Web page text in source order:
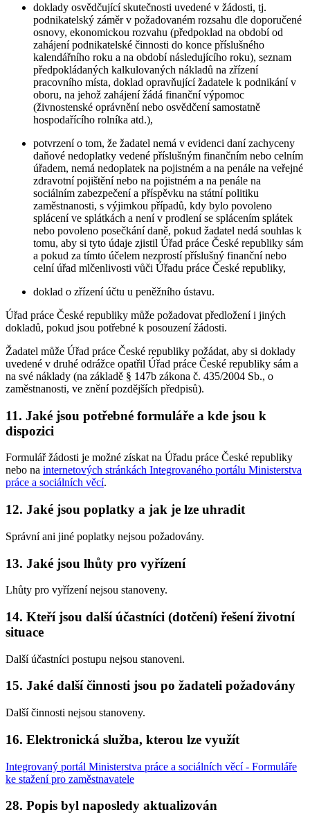
doklady osvědčující skutečnosti uvedené v žádosti, tj.
podnikatelský záměr v požadovaném rozsahu dle doporučené
osnovy, ekonomickou rozvahu (předpoklad na období od
zahájení podnikatelské činnosti do konce příslušného
kalendářního roku a na období následujícího roku), seznam
předpokládaných kalkulovaných nákladů na zřízení
pracovního místa, doklad opravňující žadatele k podnikání v
oboru, na jehož zahájení žádá finanční výpomoc
(živnostenské oprávnění nebo osvědčení samostatně
hospodařícího rolníka atd.),
potvrzení o tom, že žadatel nemá v evidenci daní zachyceny
daňové nedoplatky vedené příslušným finančním nebo celním
úřadem, nemá nedoplatek na pojistném a na penále na veřejné
zdravotní pojištění nebo na pojistném a na penále na
sociálním zabezpečení a příspěvku na státní politiku
zaměstnanosti, s výjimkou případů, kdy bylo povoleno
splácení ve splátkách a není v prodlení se splácením splátek
nebo povoleno posečkání daně, pokud žadatel nedá souhlas k
tomu, aby si tyto údaje zjistil Úřad práce České republiky sám
a pokud za tímto účelem nezprostí příslušný finanční nebo
celní úřad mlčenlivosti vůči Úřadu práce České republiky,
doklad o zřízení účtu u peněžního ústavu.
Úřad práce České republiky může požadovat předložení i jiných
dokladů, pokud jsou potřebné k posouzení žádosti.
Žadatel může Úřad práce České republiky požádat, aby si doklady
uvedené v druhé odrážce opatřil Úřad práce České republiky sám a
na své náklady (na základě § 147b zákona č. 435/2004 Sb., o
zaměstnanosti, ve znění pozdějších předpisů).
11. Jaké jsou potřebné formuláře a kde jsou k
dispozici
Formulář žádosti je možné získat na Úřadu práce České republiky
nebo na internetových stránkách Integrovaného portálu Ministerstva
práce a sociálních věcí.
12. Jaké jsou poplatky a jak je lze uhradit
Správní ani jiné poplatky nejsou požadovány.
13. Jaké jsou lhůty pro vyřízení
Lhůty pro vyřízení nejsou stanoveny.
14. Kteří jsou další účastníci (dotčení) řešení životní
situace
Další účastníci postupu nejsou stanoveni.
15. Jaké další činnosti jsou po žadateli požadovány
Další činnosti nejsou stanoveny.
16. Elektronická služba, kterou lze využít
Integrovaný portál Ministerstva práce a sociálních věcí - Formuláře
ke stažení pro zaměstnavatele
28. Popis byl naposledy aktualizován